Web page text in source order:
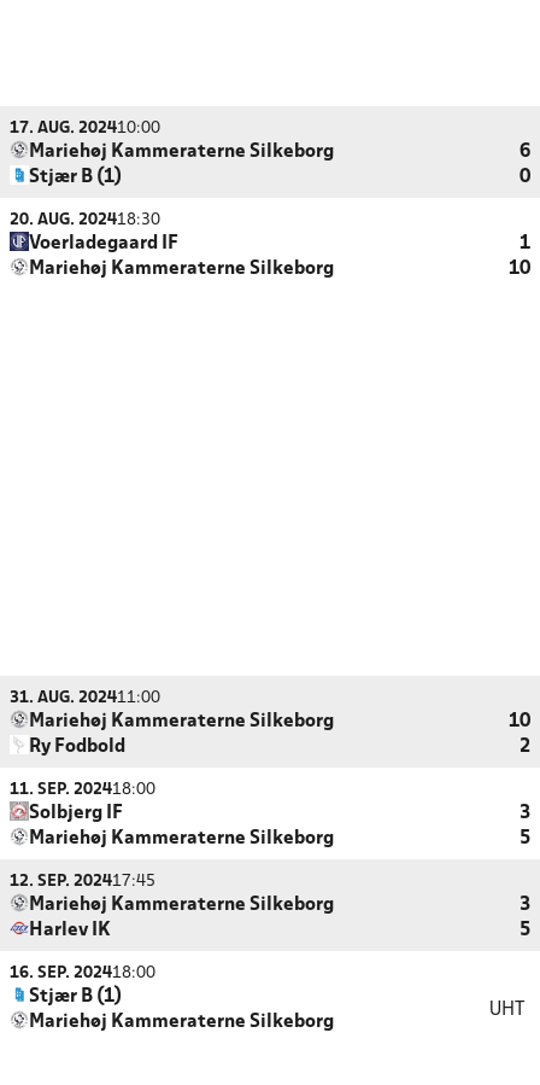
17. AUG. 202410:00
Mariehøj Kammeraterne Silkeborg
6
Stjær B (1)
0
20. AUG. 202418:30
Voerladegaard IF
1
Mariehøj Kammeraterne Silkeborg
10
31. AUG. 202411:00
Mariehøj Kammeraterne Silkeborg
10
Ry Fodbold
2
11. SEP. 202418:00
Solbjerg IF
3
Mariehøj Kammeraterne Silkeborg
5
12. SEP. 202417:45
Mariehøj Kammeraterne Silkeborg
3
Harlev IK
5
16. SEP. 202418:00
Stjær B (1)
Mariehøj Kammeraterne Silkeborg
UHT